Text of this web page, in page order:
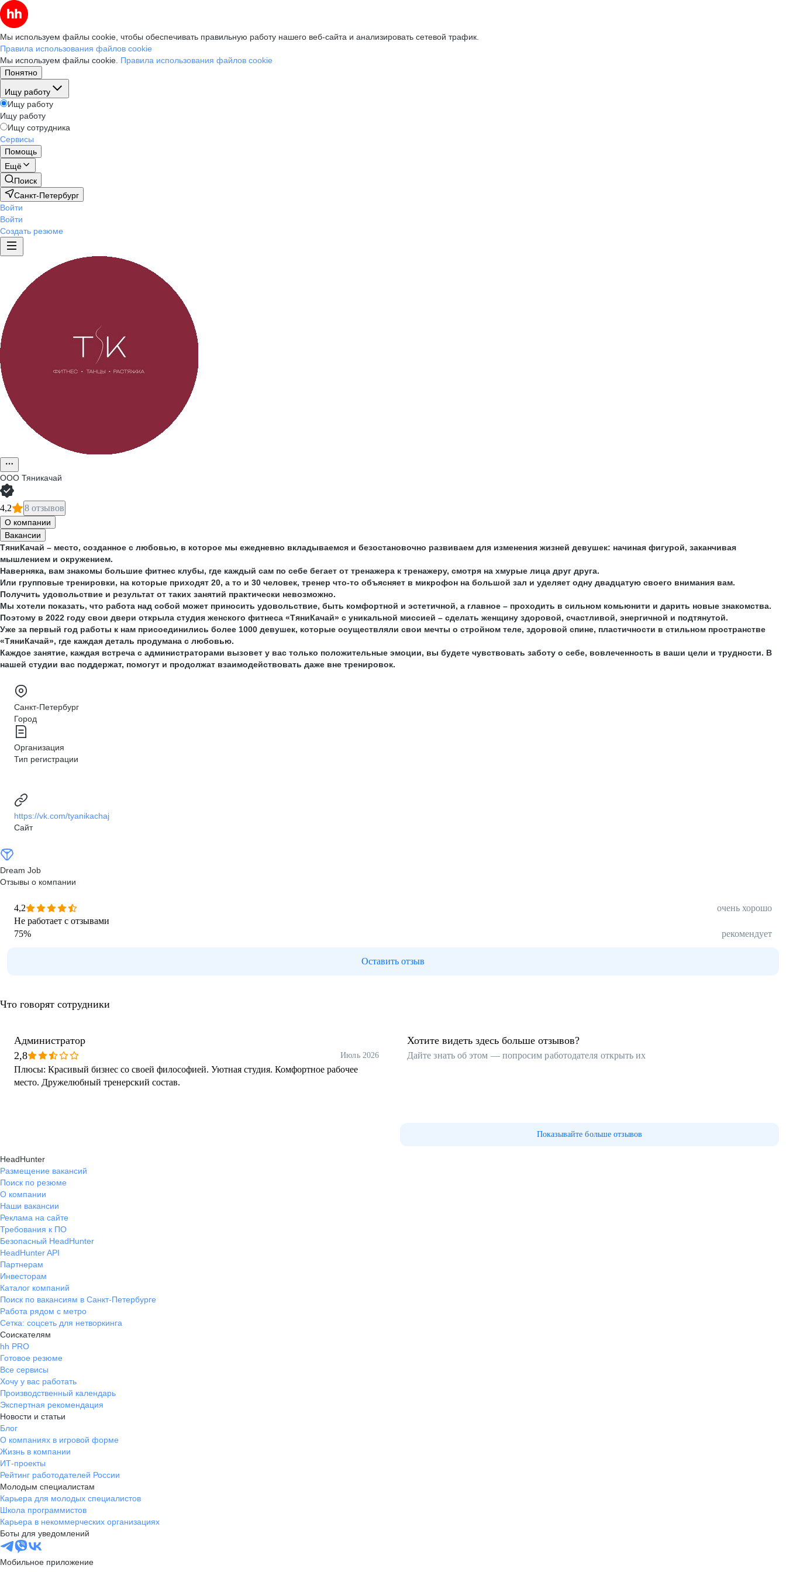
Мы используем файлы cookie, чтобы обеспечивать правильную работу нашего веб-сайта и анализировать сетевой трафик.
Правила использования файлов cookie
Мы используем файлы cookie. Правила использования файлов cookie
Понятно
Ищу работу
Ищу работу
Ищу работу
Ищу сотрудника
Сервисы
Помощь
Ещё
Поиск
Санкт-Петербург
Войти
Войти
Создать резюме
ООО Тяникачай
4,2 8 отзывов
О компании
Вакансии
ТяниКачай – место, созданное с любовью, в которое мы ежедневно вкладываемся и безостановочно развиваем для изменения жизней девушек: начиная фигурой, заканчивая
мышлением и окружением.
Наверняка, вам знакомы большие фитнес клубы, где каждый сам по себе бегает от тренажера к тренажеру, смотря на хмурые лица друг друга.
Или групповые тренировки, на которые приходят 20, а то и 30 человек, тренер что-то объясняет в микрофон на большой зал и уделяет одну двадцатую своего внимания вам.
Получить удовольствие и результат от таких занятий практически невозможно.
Мы хотели показать, что работа над собой может приносить удовольствие, быть комфортной и эстетичной, а главное – проходить в сильном комьюнити и дарить новые знакомства.
Поэтому в 2022 году свои двери открыла студия женского фитнеса «ТяниКачай» с уникальной миссией – сделать женщину здоровой, счастливой, энергичной и подтянутой.
Уже за первый год работы к нам присоединились более 1000 девушек, которые осуществляли свои мечты о стройном теле, здоровой спине, пластичности в стильном пространстве
«ТяниКачай», где каждая деталь продумана с любовью.
Каждое занятие, каждая встреча с администраторами вызовет у вас только положительные эмоции, вы будете чувствовать заботу о себе, вовлеченность в ваши цели и трудности. В
нашей студии вас поддержат, помогут и продолжат взаимодействовать даже вне тренировок.
Санкт-Петербург
Город
Организация
Тип регистрации
https://vk.com/tyanikachaj
Сайт
Dream Job
Отзывы о компании
4,2
очень хорошо
Не работает с отзывами
75% рекомендует
Оставить отзыв
Что говорят сотрудники
Администратор
2,8
Июль 2026
Плюсы: Красивый бизнес со своей философией. Уютная студия. Комфортное рабочее
место. Дружелюбный тренерский состав.
Хотите видеть здесь больше отзывов?
Дайте знать об этом — попросим работодателя открыть их
Показывайте больше отзывов
HeadHunter
Размещение вакансий
Поиск по резюме
О компании
Наши вакансии
Реклама на сайте
Требования к ПО
Безопасный HeadHunter
HeadHunter API
Партнерам
Инвесторам
Каталог компаний
Поиск по вакансиям в Санкт-Петербурге
Работа рядом с метро
Сетка: соцсеть для нетворкинга
Соискателям
hh PRO
Готовое резюме
Все сервисы
Хочу у вас работать
Производственный календарь
Экспертная рекомендация
Новости и статьи
Блог
О компаниях в игровой форме
Жизнь в компании
ИТ-проекты
Рейтинг работодателей России
Молодым специалистам
Карьера для молодых специалистов
Школа программистов
Карьера в некоммерческих организациях
Боты для уведомлений
Мобильное приложение